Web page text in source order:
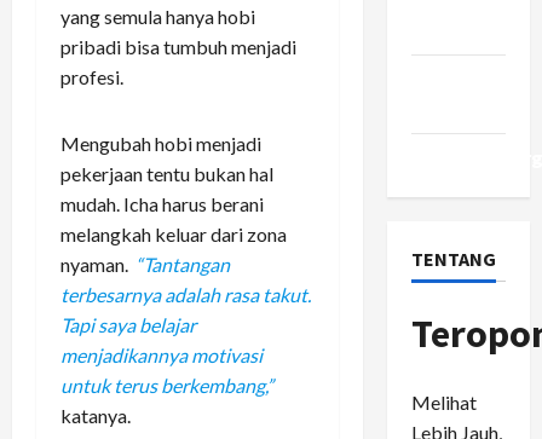
yang semula hanya hobi
pribadi bisa tumbuh menjadi
profesi.
Mengubah hobi menjadi
pekerjaan tentu bukan hal
mudah. Icha harus berani
melangkah keluar dari zona
nyaman. “Tantangan
terbesarnya adalah rasa takut.
Tapi saya belajar
menjadikannya motivasi
untuk terus berkembang,”
katanya.
TENTANG
Melihat
Lebih Jauh,